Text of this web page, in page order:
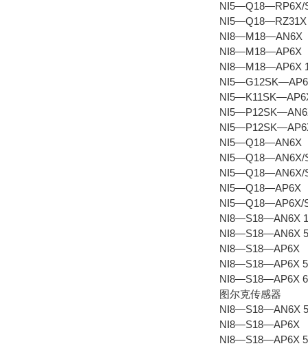
NI5—Q18—RP6X/
NI5—Q18—RZ31X
NI8—M18—AN6X
NI8—M18—AP6X
NI8—M18—AP6X
NI5—Q18—AN6X
NI5—Q18—AN6X/
NI5—Q18—AN6X/
NI5—Q18—AP6X
NI5—Q18—AP6X/
NI8—S18—AN6X
NI8—S18—AN6X
NI8—S18—AP6X
NI8—S18—AP6X
NI8—S18—AP6X
图尔克传感器
NI8—S18—AN6X
NI8—S18—AP6X
NI8—S18—AP6X